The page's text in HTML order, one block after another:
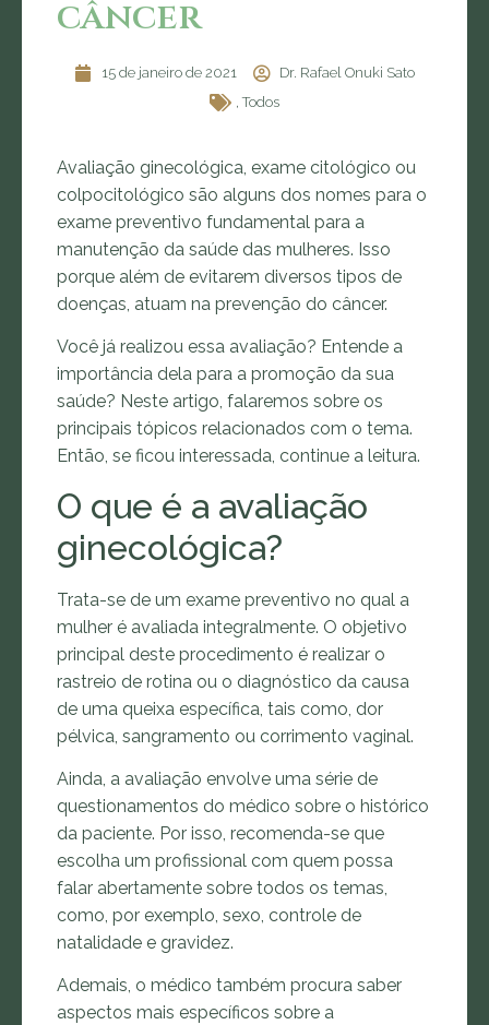
câncer
15 de janeiro de 2021
Dr. Rafael Onuki Sato
, Todos
Avaliação ginecológica, exame citológico ou
colpocitológico são alguns dos nomes para o
exame preventivo fundamental para a
manutenção da saúde das mulheres. Isso
porque além de evitarem diversos tipos de
doenças, atuam na prevenção do câncer.
Você já realizou essa avaliação? Entende a
importância dela para a promoção da sua
saúde? Neste artigo, falaremos sobre os
principais tópicos relacionados com o tema.
Então, se ficou interessada, continue a leitura.
O que é a avaliação
ginecológica?
Trata-se de um exame preventivo no qual a
mulher é avaliada integralmente. O objetivo
principal deste procedimento é realizar o
rastreio de rotina ou o diagnóstico da causa
de uma queixa específica, tais como, dor
pélvica, sangramento ou corrimento vaginal.
Ainda, a avaliação envolve uma série de
questionamentos do médico sobre o histórico
da paciente. Por isso, recomenda-se que
escolha um profissional com quem possa
falar abertamente sobre todos os temas,
como, por exemplo, sexo, controle de
natalidade e gravidez.
Ademais, o médico também procura saber
aspectos mais específicos sobre a